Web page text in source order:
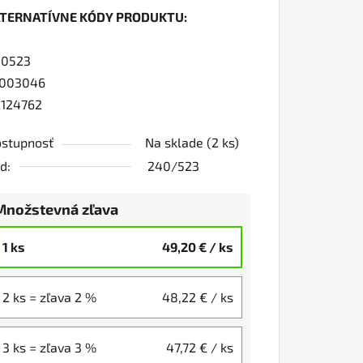
KÓDY PRODUKTU:
Na sklade (2 ks)
240/523
zľava
1 ks 49,20 € / ks
2 ks = zľava 2 % 48,22 € / ks
3 ks = zľava 3 % 47,72 € / ks